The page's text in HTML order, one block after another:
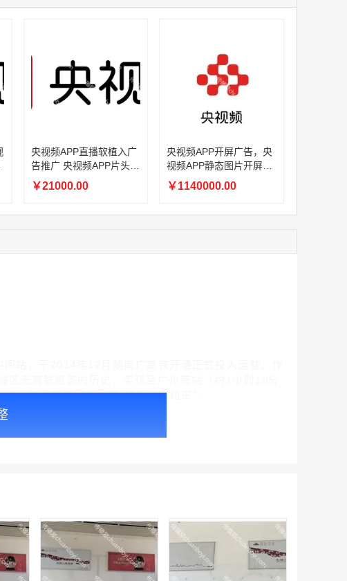
所在商家
所在商家
所在商家
所在商家
腾讯体育APP开屏广告_刊例价3折非赛季（8月9日-9月30日）
￥686400.00
腾讯体育客户端闪屏广告_刊例价3折赛季（4月1日-8月8日）
￥212.00
央视频APP直播软植入广
告推广 央视频APP片头/
片花植入广告投放（刊例
价：4折）
￥21000.00
央视频APP开屏广告，央
视频APP静态图片开屏广
告（独占， 刊例价：4
折）
￥1140000.00
业与粤桂协同发展的“绿色经济纽带”。